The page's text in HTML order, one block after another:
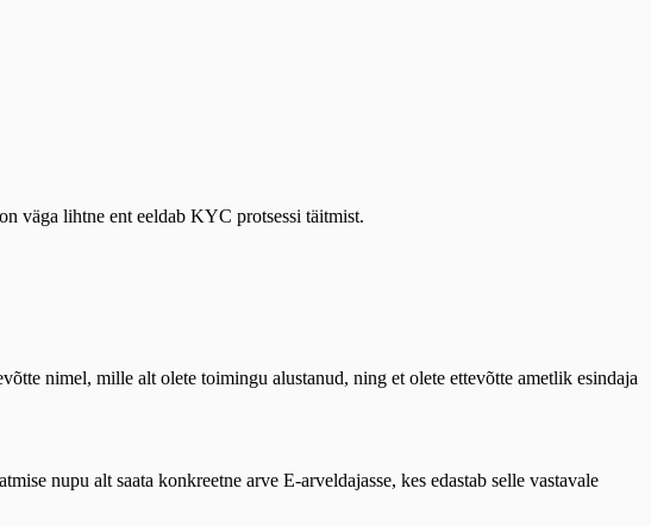
väga lihtne ent eeldab KYC protsessi täitmist.
nimel, mille alt olete toimingu alustanud, ning et olete ettevõtte ametlik esindaja
nupu alt saata konkreetne arve E-arveldajasse, kes edastab selle vastavale